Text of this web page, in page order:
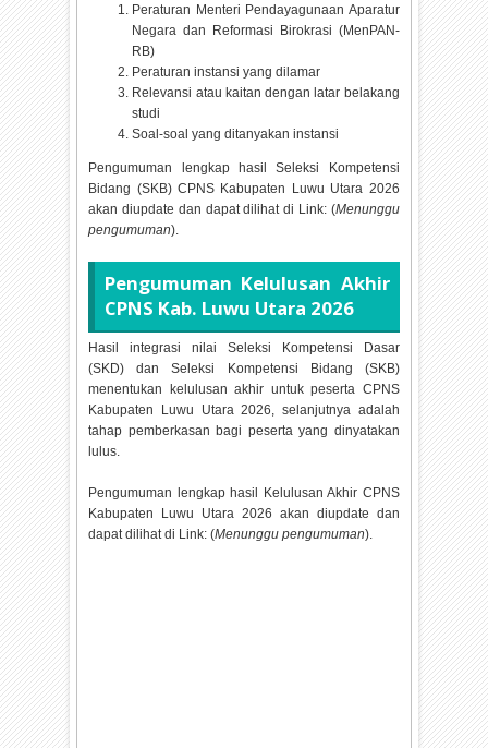
Peraturan Menteri Pendayagunaan Aparatur
Negara dan Reformasi Birokrasi (MenPAN-
RB)
Peraturan instansi yang dilamar
Relevansi atau kaitan dengan latar belakang
studi
Soal-soal yang ditanyakan instansi
Pengumuman lengkap hasil Seleksi Kompetensi
Bidang (SKB) CPNS Kabupaten Luwu Utara 2026
akan diupdate dan dapat dilihat di Link: (Menunggu
pengumuman).
Pengumuman Kelulusan Akhir
CPNS Kab. Luwu Utara 2026
Hasil integrasi nilai Seleksi Kompetensi Dasar
(SKD) dan Seleksi Kompetensi Bidang (SKB)
menentukan kelulusan akhir untuk peserta CPNS
Kabupaten Luwu Utara2026, selanjutnya adalah
tahap pemberkasan bagi peserta yang dinyatakan
lulus.
Pengumuman lengkap hasil Kelulusan Akhir CPNS
Kabupaten Luwu Utara 2026 akan diupdate dan
dapat dilihat di Link: (Menunggu pengumuman).